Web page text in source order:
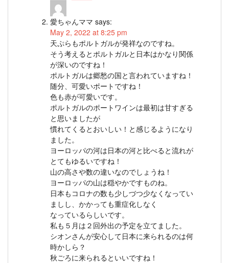
愛ちゃんママ says:
May 2, 2022 at 8:25 pm
天ぷらもポルトガルが発祥なのですね。
そう考えるとポルトガルと日本はかなり関係
が深いのですね！
ポルトガルは郷愁の国と言われていますね！
随分、可愛いポートですね！
色も赤が可愛いです。
ポルトガルのポートワインは最初は甘すぎる
と思いましたが
慣れてくるとおいしい！と感じるようになり
ました。
ヨーロッパの河は日本の河と比べると流れが
とてもゆるいですね！
山の高さや数の違いなのでしょうね！
ヨーロッパの山は穏やかですものね。
日本もコロナの数も少しづつ少なくなってい
ましし、かかっても重症化しなく
なっているらしいです。
私も５月は２回外出の予定を立てました。
シオンさんが安心して日本に来られるのは何
時かしら？
秋ごろに来られるといいですね！